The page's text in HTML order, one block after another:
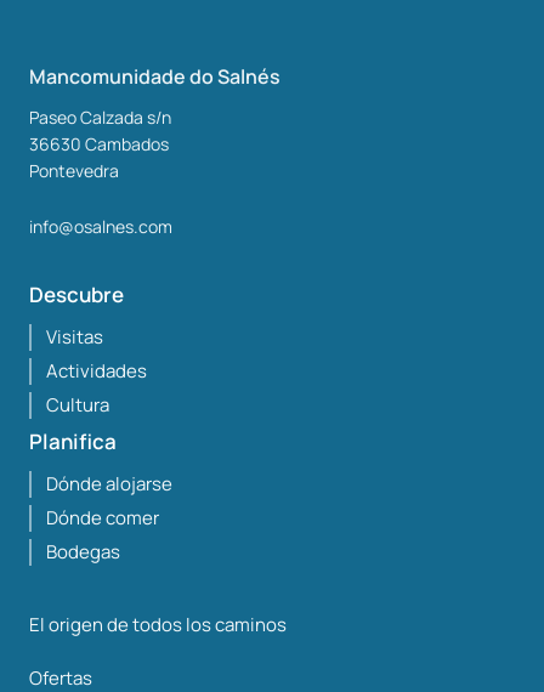
Mancomunidade do Salnés
Paseo Calzada s/n
36630 Cambados
Pontevedra
info@osalnes.com
Descubre
Visitas
Actividades
Cultura
Planifica
Dónde alojarse
Dónde comer
Bodegas
El origen de todos los caminos
Ofertas